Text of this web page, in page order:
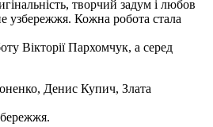
творчий задум і любов
узбережжя. Кожна робота стала
Вікторії Пархомчук, а серед
Денис Купич, Злата